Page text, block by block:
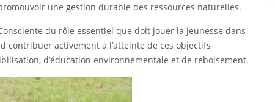
une gestion durable des ressources naturelles.
du rôle essentiel que doit jouer la jeunesse dans
contribuer activement à l’atteinte de ces objectifs
d’éducation environnementale et de reboisement.